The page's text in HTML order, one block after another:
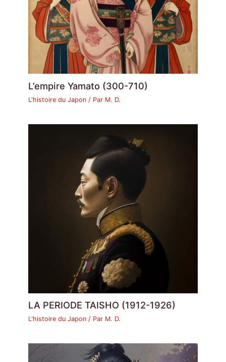
L’empire Yamato (300-710)
L'histoire du Japon / Par M. D.
LA PERIODE TAISHO (1912-1926)
L'histoire du Japon / Par M. D.